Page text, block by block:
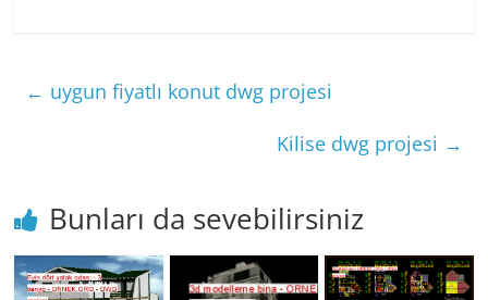
← uygun fiyatlı konut dwg projesi
Kilise dwg projesi →
Bunları da sevebilirsiniz